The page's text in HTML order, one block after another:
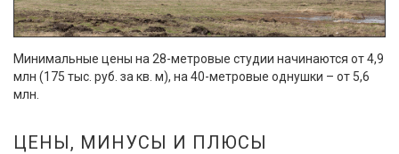
Минимальные цены на 28-метровые студии начинаются от 4,9
млн (175 тыс. руб. за кв. м), на 40-метровые однушки – от 5,6
млн.
ЦЕНЫ, МИНУСЫ И ПЛЮСЫ